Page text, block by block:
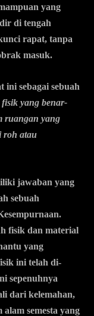
yang
di tengah
rapat, tanpa
masuk.
sebagai sebuah
yang benar-
ruangan yang
roh atau
jawaban yang
sebuah
.
fisik dan material
yang
ini telah di-
sepenuhnya
dari kelemahan,
semesta yang